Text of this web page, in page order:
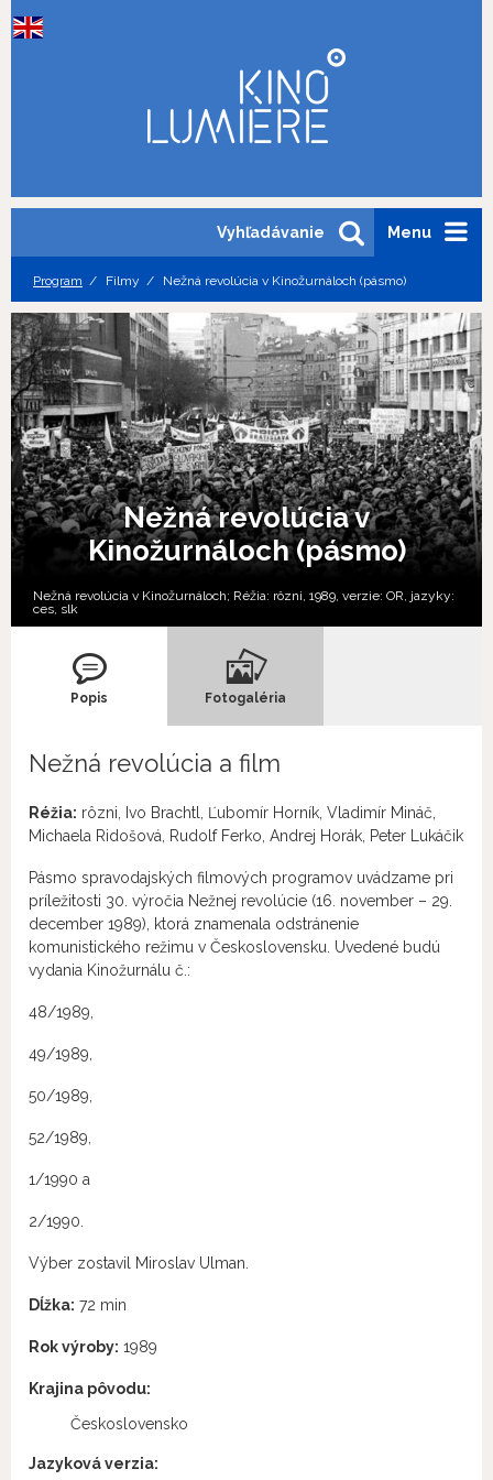
Menu
Vyhľadávanie
Program Filmy Nežná revolúcia v Kinožurnáloch (pásmo)
Nežná revolúcia v
Kinožurnáloch (pásmo)
Nežná revolúcia v Kinožurnáloch; Réžia: rôzni, 1989, verzie: OR, jazyky:
ces slk
Popis Fotogaléria
Nežná revolúcia a film
Réžia: rôzni, Ivo Brachtl, Ľubomír Horník, Vladimír Mináč,
Michaela Ridošová, Rudolf Ferko, Andrej Horák, Peter Lukáčik
Pásmo spravodajských filmových programov uvádzame pri
príležitosti 30. výročia Nežnej revolúcie (16. november – 29.
december 1989), ktorá znamenala odstránenie
komunistického režimu v Československu. Uvedené budú
vydania Kinožurnálu č.:
48/1989,
49/1989,
50/1989,
52/1989,
1/1990 a
2/1990.
Výber zostavil Miroslav Ulman.
Dĺžka: 72 min
Rok výroby: 1989
Krajina pôvodu:
Československo
Jazyková verzia: